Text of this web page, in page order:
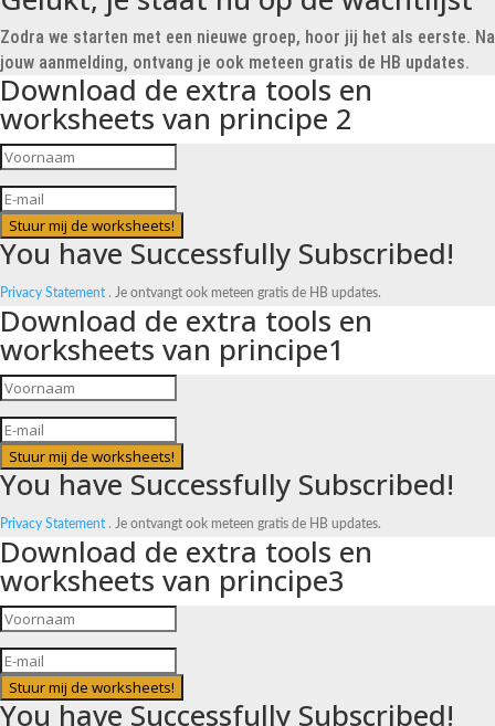
Zodra we starten met een nieuwe groep, hoor jij het als eerste. Na
jouw aanmelding, ontvang je ook meteen gratis de HB updates.
Download de extra tools en
worksheets van principe 2
Stuur mij de worksheets!
You have Successfully Subscribed!
Privacy Statement . Je ontvangt ook meteen gratis de HB updates.
Download de extra tools en
worksheets van principe1
Stuur mij de worksheets!
You have Successfully Subscribed!
Privacy Statement . Je ontvangt ook meteen gratis de HB updates.
Download de extra tools en
worksheets van principe3
Stuur mij de worksheets!
You have Successfully Subscribed!